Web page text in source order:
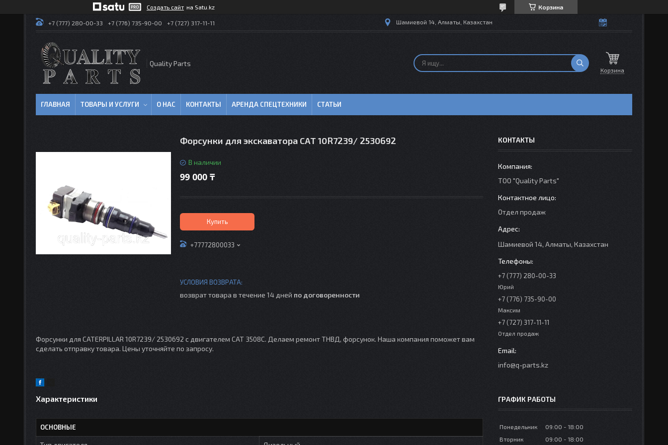
Создать сайт на Satu.kz Корзина
+7 (777) 280-00-33 +7 (776) 735-90-00 +7 (727) 317-11-11 Шамиевой 14, Алматы, Казахстан
Quality Parts
Корзина
ГЛАВНАЯ ТОВАРЫ И УСЛУГИ О НАС КОНТАКТЫ АРЕНДА СПЕЦТЕХНИКИ СТАТЬИ
Форсунки для экскаватора CAT 10R7239/ 2530692
В наличии
99 000 ₸
Купить
+77772800033
возврат товара в течение 14 дней по договоренности
Форсунки для CATERPILLAR 10R7239/ 2530692 с двигателем CAT 3508C. Делаем ремонт ТНВД, форсунок. Наша компания поможет вам
сделать отправку товара. Цены уточняйте по запросу.
Характеристики
ОСНОВНЫЕ
КОНТАКТЫ
ТОО "Quality Parts"
Отдел продаж
Шамиевой 14, Алматы, Казахстан
+7 (777) 280-00-33
Юрий
+7 (776) 735-90-00
Максим
+7 (727) 317-11-11
Отдел продаж
info@q-parts.kz
ГРАФИК РАБОТЫ
Понедельник 09:00
18:00
Вторник
09:00 18:00